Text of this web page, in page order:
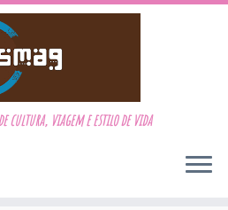
cultura, viagem e estilo de vida